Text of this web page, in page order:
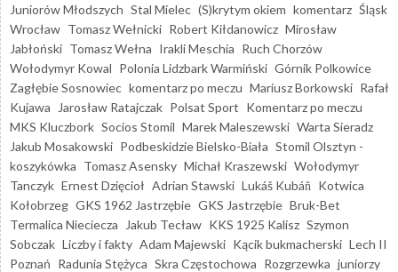
Juniorów Młodszych Stal Mielec (S)krytym okiem komentarz Śląsk
Wrocław Tomasz Wełnicki Robert Kiłdanowicz Mirosław
Jabłoński Tomasz Wełna Irakli Meschia Ruch Chorzów
Wołodymyr Kowal Polonia Lidzbark Warmiński Górnik Polkowice
Zagłębie Sosnowiec komentarz po meczu Mariusz Borkowski Rafał
Kujawa
Jarosław Ratajczak Polsat Sport Komentarz po meczu
MKS Kluczbork Socios Stomil Marek Maleszewski Warta Sieradz
Jakub Mosakowski Podbeskidzie Bielsko-Biała Stomil Olsztyn -
koszykówka Tomasz Asensky Michał Kraszewski Wołodymyr
Tanczyk Ernest Dzięcioł Adrian Stawski Lukáš Kubáň Kotwica
Kołobrzeg GKS 1962 Jastrzębie GKS Jastrzębie Bruk-Bet
Termalica Nieciecza
Jakub Tecław KKS 1925 Kalisz Szymon
Sobczak Liczby i fakty Adam Majewski Kącik bukmacherski Lech II
Poznań Radunia Stężyca Skra Częstochowa Rozgrzewka juniorzy